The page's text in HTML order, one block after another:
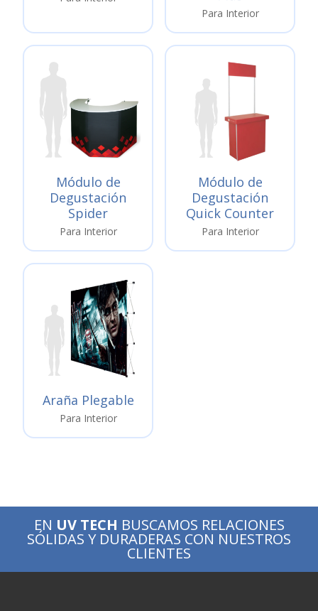
Para Interior
Módulo de
Degustación
Spider
Para Interior
Módulo de
Degustación
Quick Counter
Para Interior
Araña Plegable
Para Interior
EN UV TECH BUSCAMOS RELACIONES
SÓLIDAS Y DURADERAS CON NUESTROS
CLIENTES